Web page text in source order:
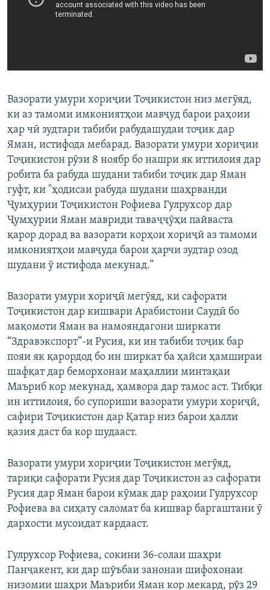
Вазорати умури хориҷии Тоҷикистон низ мегӯяд,
ки аз тамоми имкониятҳои мавҷуд барои раҳоии
ҳар чӣ зудтари табиби рабудашудаи тоҷик дар
Яман, истифода мебарад. Вазорати умури хориҷии
Тоҷикистон рӯзи 8 ноябр бо нашри як иттилоия дар
робита ба рабуда шудани табиби тоҷик дар Яман
гуфт, ки "ҳодисаи рабуда шудани шаҳрванди
Ҷумҳурии Тоҷикистон Рофиева Гулрухсор дар
Ҷумҳурии Яман мавриди таваҷҷӯҳи пайваста
қарор дорад ва вазорати корҳои хориҷӣ аз тамоми
имкониятҳои мавҷуда барои ҳарчи зудтар озод
шудани ӯ истифода мекунад.”
Вазорати умури хориҷӣ мегӯяд, ки сафорати
Тоҷикистон дар кишвари Арабистони Саудӣ бо
мақомоти Яман ва намояндагони ширкати
“Здравэкспорт”-и Русия, ки ин табиби тоҷик бар
пояи як қарордод бо ин ширкат ба ҳайси ҳамшираи
шафқат дар беморхонаи маҳаллии минтақаи
Маъриб кор мекунад, ҳамвора дар тамос аст. Тибқи
ин иттилоия, бо супориши вазорати умури хориҷӣ,
сафири Тоҷикистон дар Қатар низ барои ҳалли
қазия даст ба кор шудааст.
Вазорати умури хориҷии Тоҷикистон мегӯяд,
тариқи сафорати Русия дар Тоҷикистон аз сафорати
Русия дар Яман барои кӯмак дар раҳоии Гулрухсор
Рофиева ва сиҳату саломат ба кишвар баргаштани ӯ
дархости мусоидат кардааст.
Гулрухсор Рофиева, сокини 36-солаи шаҳри
Панҷакент, ки дар шӯъбаи занонаи шифохонаи
низомии шаҳри Маъриби Яман кор мекард, рӯз 29